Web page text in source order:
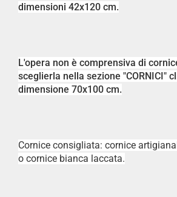
dimensioni 42x120 cm.
L'opera non è comprensiva di
sceglierla nella sezione "CORNICI"
dimensione 70x100 cm.
Cornice consigliata: cornice
o cornice bianca laccata.